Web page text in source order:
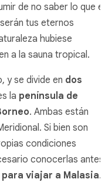
de no saber lo que
tus eternos
hubiese
a la sauna tropical.
y se divide en dos
la península de
. Ambas están
Si bien son
condiciones
conocerlas antes
viajar a Malasia.